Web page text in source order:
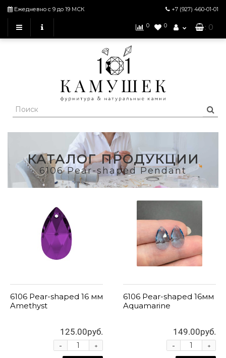
Ежедневно с 9 до 19 МСК +7 (927) 460-01-01
0 0 : 0
КАТАЛОГ ПРОДУКЦИИ
6106 Pear-shaped Pendant
6106 Pear-shaped 16 мм
Amethyst
125.00руб.
+
-
6106 Pear-shaped 16мм
Aquamarine
149.00руб.
+
-